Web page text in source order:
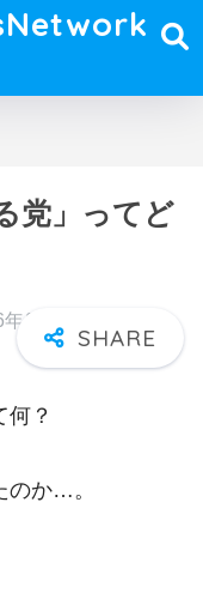
党」ってど
01月17日 日曜日
何？
か…。